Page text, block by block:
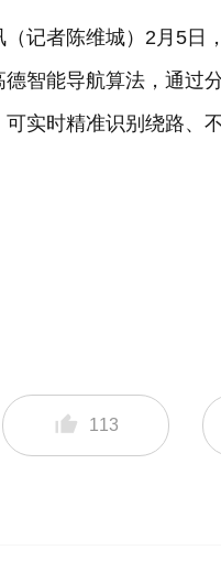
记者陈维城）2月5日
智能导航算法，通过
实时精准识别绕路、
113